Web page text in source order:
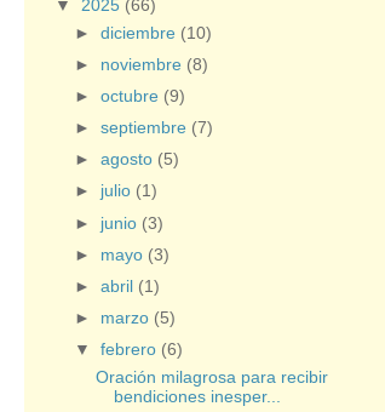
▼ 2025 (66)
►diciembre (10)
► noviembre (8)
►octubre (9)
►septiembre (7)
►agosto (5)
► julio (1)
► junio (3)
► mayo (3)
►abril (1)
► marzo (5)
▼febrero (6)
Oración milagrosa para recibir
bendiciones inesper...